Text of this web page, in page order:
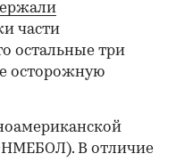
части
остальные три
осторожную
В отличие